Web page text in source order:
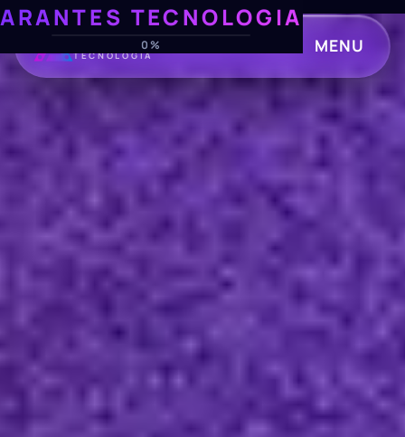
ARANTES TECNOLOGIA
0%
ARANTES
TECNOLOGIA MENU